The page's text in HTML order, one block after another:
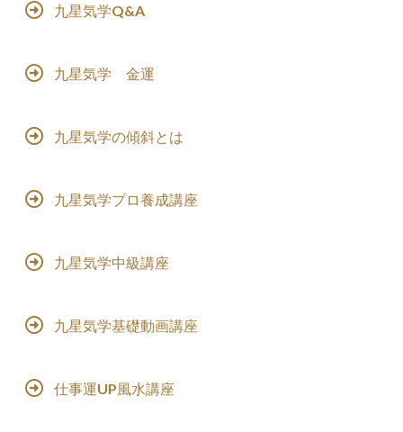
九星気学Q&A
九星気学 金運
九星気学の傾斜とは
九星気学プロ養成講座
九星気学中級講座
九星気学基礎動画講座
仕事運UP風水講座